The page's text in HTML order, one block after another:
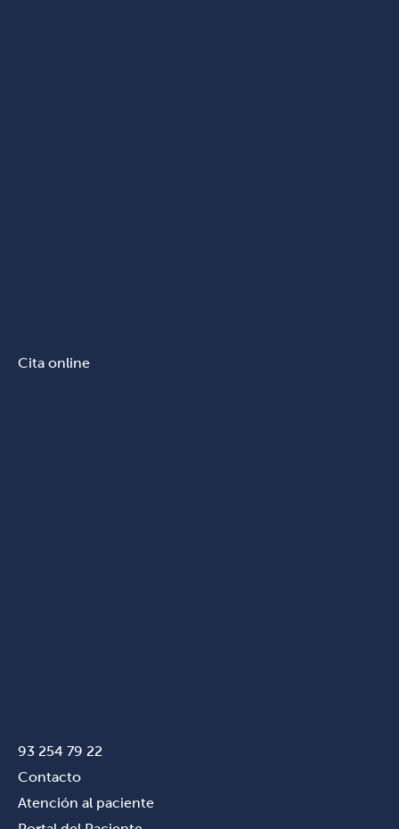
Cita online
93 254 79 22
Contacto
Atención al paciente